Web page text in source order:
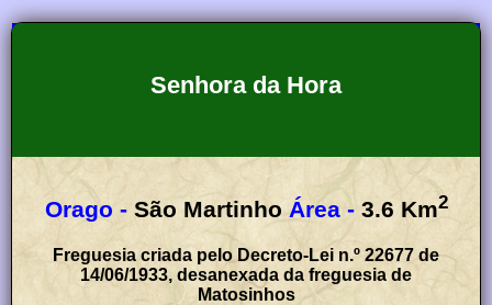
Senhora da Hora
Orago - São Martinho Área - 3.6 Km2
Freguesia criada pelo Decreto-Lei n.º 22677 de
14/06/1933, desanexada da freguesia de
Matosinhos